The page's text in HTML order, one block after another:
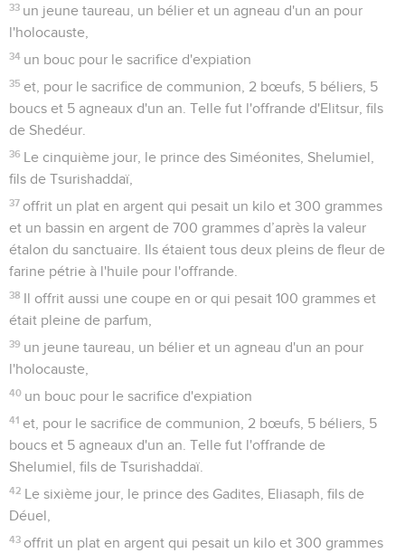
33 un jeune taureau, un bélier et un agneau d'un an pour
l'holocauste,
34 un bouc pour le sacrifice d'expiation
35 et, pour le sacrifice de communion, 2 bœufs, 5 béliers, 5
boucs et 5 agneaux d'un an. Telle fut l'offrande d'Elitsur, fils
de Shedéur.
36
Le cinquième jour, le prince des Siméonites, Shelumiel,
fils de Tsurishaddaï,
37 offrit un plat en argent qui pesait un kilo et 300 grammes
et un bassin en argent de 700 grammes d’après la valeur
étalon du sanctuaire. Ils étaient tous deux pleins de fleur de
farine pétrie à l'huile pour l'offrande.
38
Il offrit aussi une coupe en or qui pesait 100 grammes et
était pleine de parfum,
39 un jeune taureau, un bélier et un agneau d'un an pour
l'holocauste,
40 un bouc pour le sacrifice d'expiation
41 et, pour le sacrifice de communion, 2 bœufs, 5 béliers, 5
boucs et 5 agneaux d'un an. Telle fut l'offrande de
Shelumiel, fils de Tsurishaddaï.
42
Le sixième jour, le prince des Gadites, Eliasaph, fils de
Déuel,
43 offrit un plat en argent qui pesait un kilo et 300 grammes